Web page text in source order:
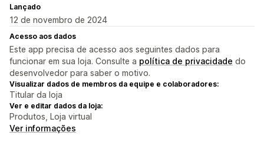
Lançado
12 de novembro de 2024
Acesso aos dados
Este app precisa de acesso aos seguintes dados para
funcionar em sua loja. Consulte a política de privacidade do
desenvolvedor para saber o motivo.
Visualizar dados de membros da equipe e colaboradores:
Titular da loja
Ver e editar dados da loja:
Produtos, Loja virtual
Ver informações